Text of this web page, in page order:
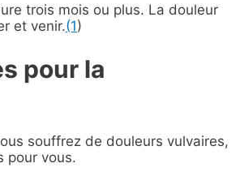
trois mois ou plus. La douleur
et venir.(1)
pour la
souffrez de douleurs vulvaires,
pour vous.